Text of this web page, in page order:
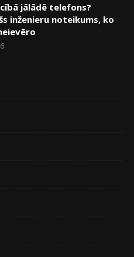
jālādē telefons?
inženieru noteikums, ko